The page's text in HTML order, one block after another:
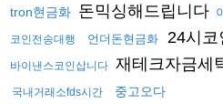
tron현금화 돈믹싱해드립니다
코인전송대행 언더돈현금화 24시코
바이낸스코인삽니다 재테크자금세
국내거래소fds시간 중고오다